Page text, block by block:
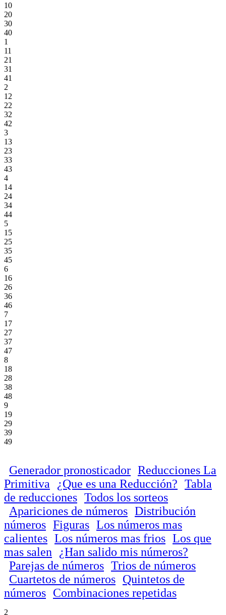
10
20
30
40
1
11
21
31
41
2
12
22
32
42
3
13
23
33
43
4
14
24
34
44
5
15
25
35
45
6
16
26
36
46
7
17
27
37
47
8
18
28
38
48
9
19
29
39
49
Generador pronosticador Reducciones La
Primitiva
¿Que es una Reducción? Tabla
de reducciones Todos los sorteos
Apariciones de números Distribución
números Figuras Los números mas
calientes Los números mas frios Los que
mas salen
¿Han salido mis números?
Parejas de números Trios de números
Cuartetos de números Quintetos de
números Combinaciones repetidas
2